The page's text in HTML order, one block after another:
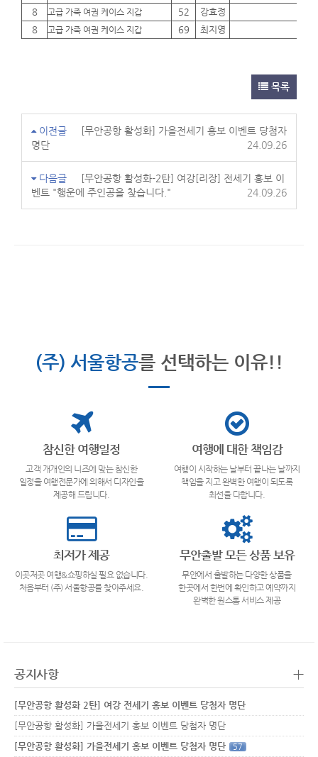
8
고급 가죽 여권 케이스 지갑 52 강효정
8
고급 가죽 여권 케이스 지갑 69 최지영
목록
이전글
[무안공항 활성화] 가을전세기 홍보 이벤트 당첨자
명단
24.09.26
다음글
[무안공항 활성화-2탄] 여강[리장] 전세기 홍보 이
벤트 "행운에 주인공을 찾습니다."
24.09.26
(주) 서울항공를 선택하는 이유!!
참신한 여행일정
고객 개개인의 니즈에 맞는 참신한
일정을 여행전문가에 의해서 디자인을
제공해 드립니다.
여행에 대한 책임감
여행이 시작하는 날부터 끝나는 날까지
책임을 지고 완벽한 여행이 되도록
최선을 다합니다.
최저가 제공
이곳저곳 여행&쇼핑하실 필요 없습니다.
처음부터 (주) 서울항공를 찾아주세요.
무안출발 모든 상품 보유
무안에서 출발하는 다양한 상품을
한곳에서 한번에 확인하고 예약까지
완벽한 원스톱 서비스 제공
공지사항 +
[무안공항 활성화 2탄] 여강 전세기 홍보 이벤트 당첨자 명단
[무안공항 활성화] 가을전세기 홍보 이벤트 당첨자 명단
[무안공항 활성화] 가을전세기 홍보 이벤트 당첨자 명단
57